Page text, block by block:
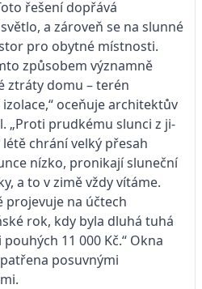
řešení dopřává
a zároveň se na slunné
pro obytné místnosti.
způsobem významně
ztráty domu – terén
oceňuje architektův
„Proti prudkému slunci z ji­
chrání velký přesah
nízko, pronikají sluneční
a to v zimě vždy vítáme.
projevuje na účtech
rok, kdy byla dluhá tuhá
11 000 Kč.“ Okna
posuvnými